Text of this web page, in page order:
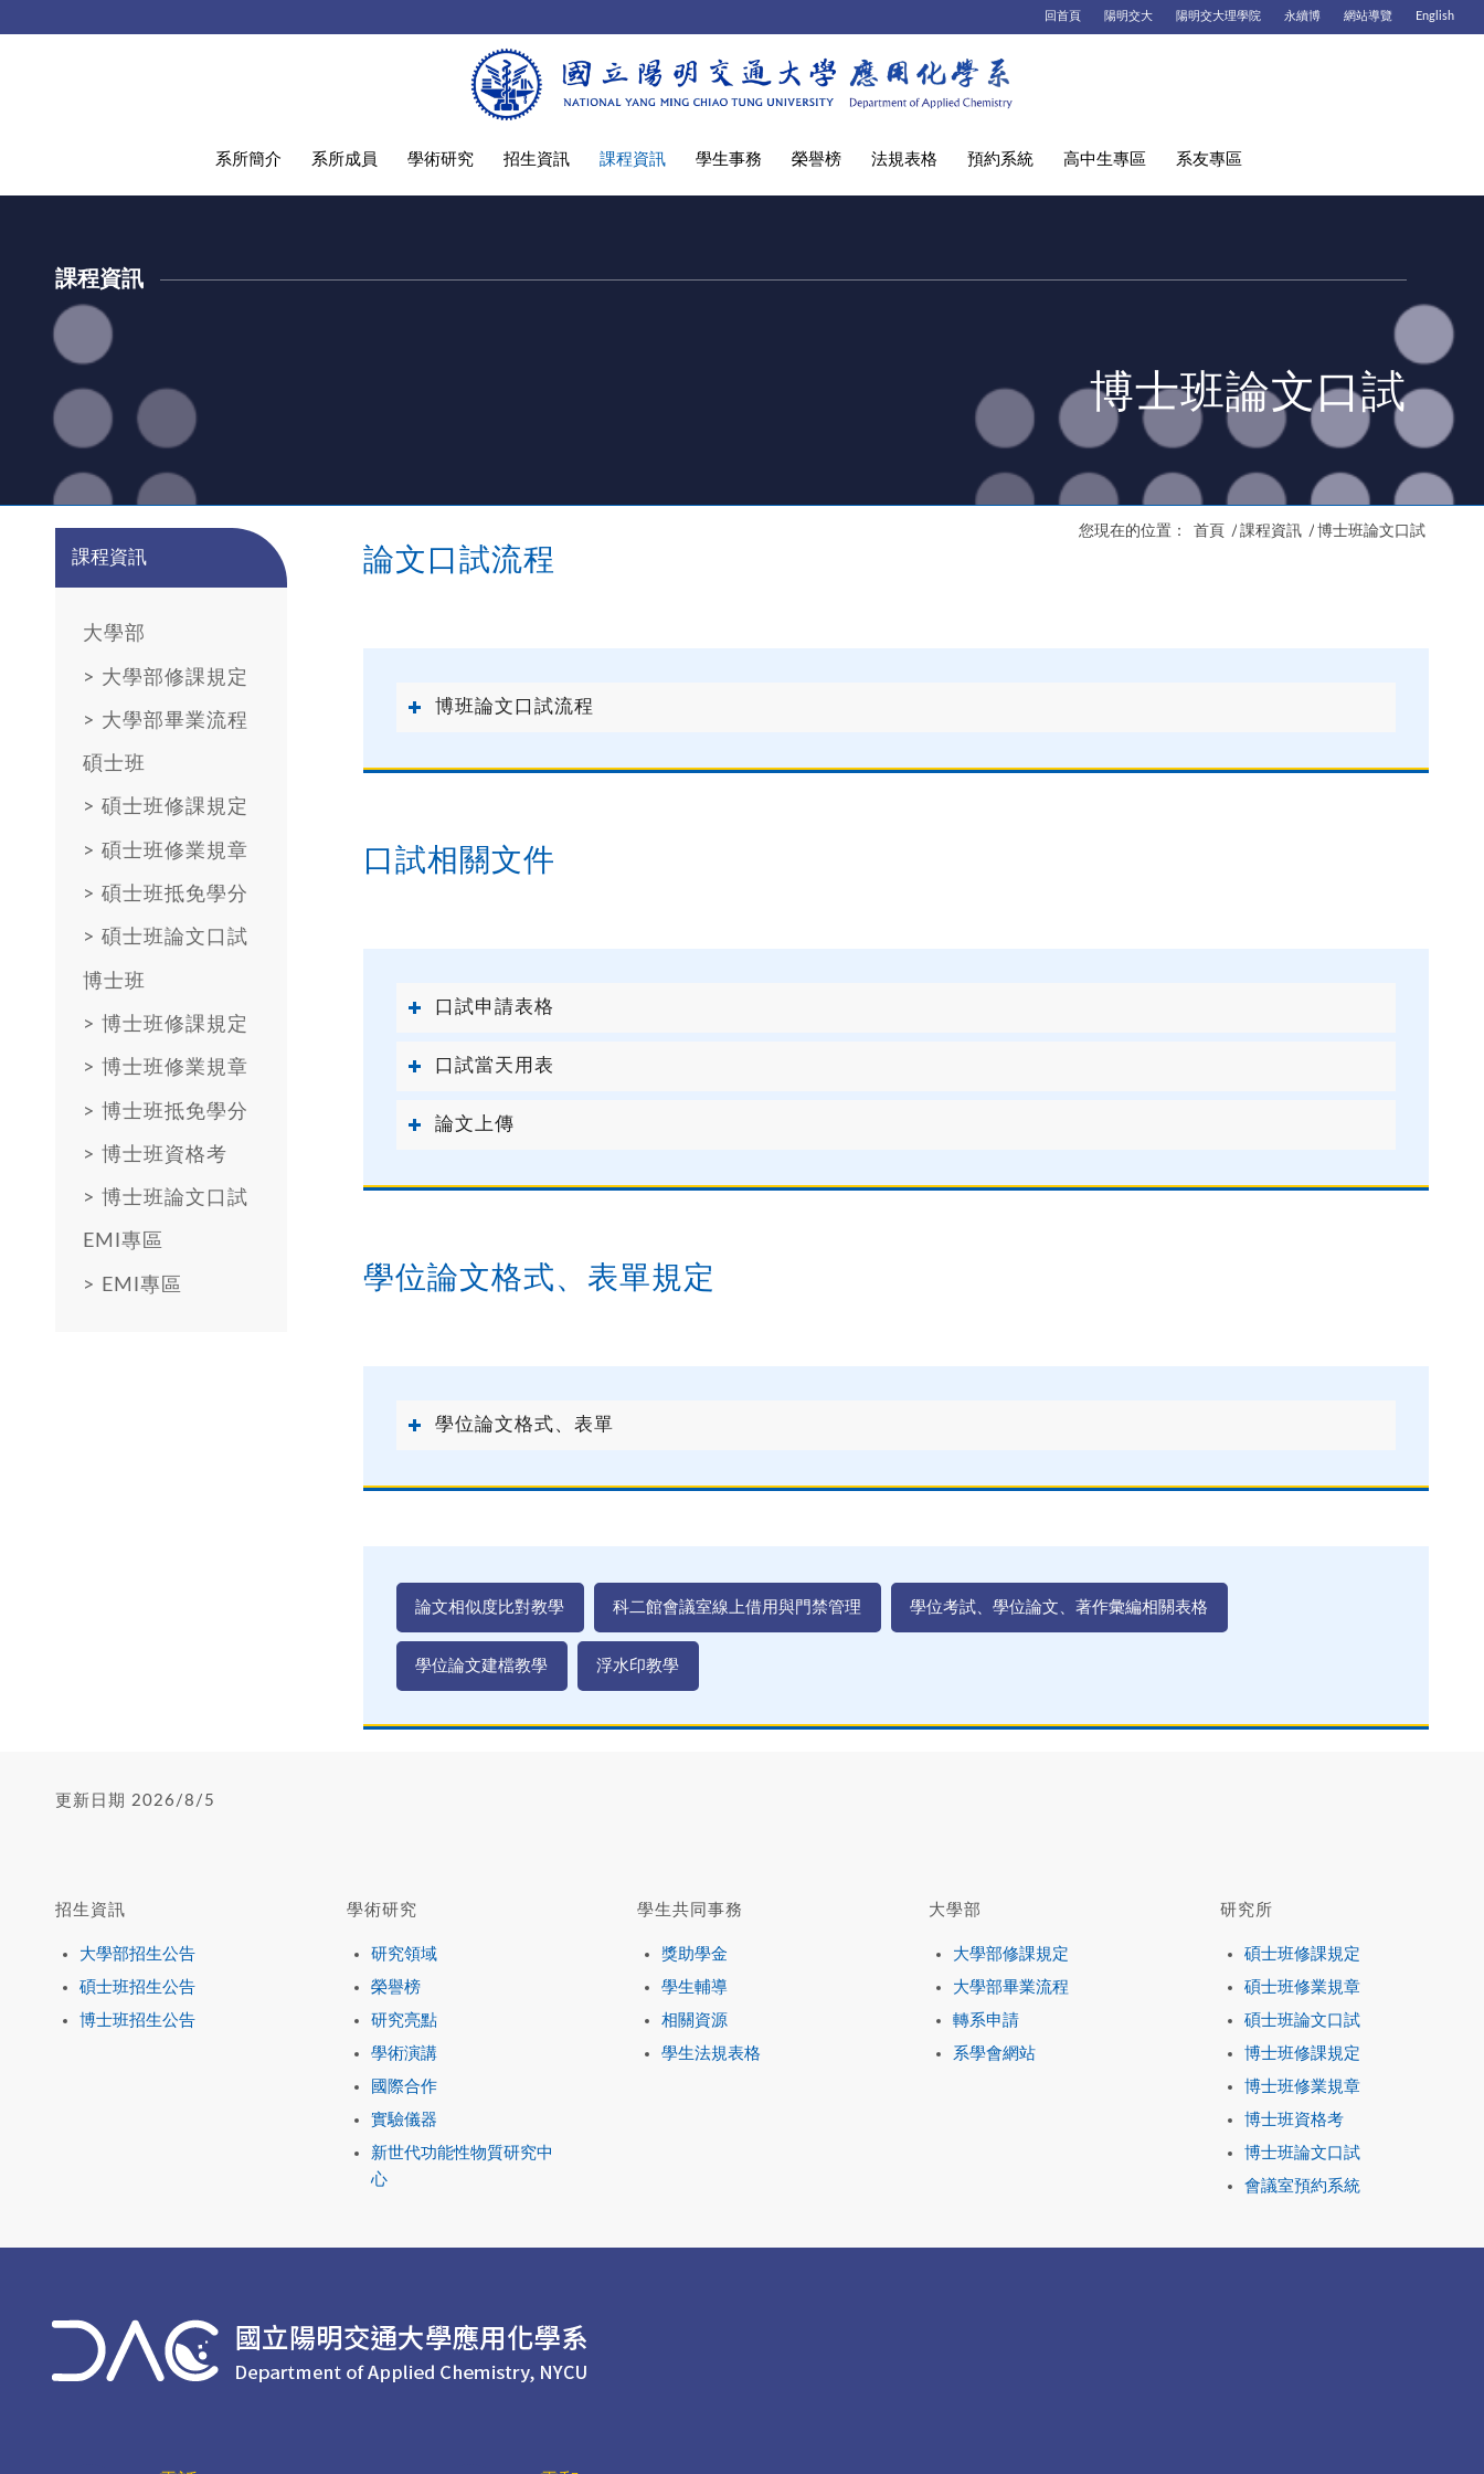
回首頁 陽明交大 陽明交大理學院 永續博 網站導覽 English
系所簡介 系所成員 學術研究 招生資訊 課程資訊 學生事務 榮譽榜 法規表格 預約系統 高中生專區 系友專區
您現在的位置： 首頁 / 課程資訊 / 博士班論文口試
課程資訊
博士班論文口試
論文口試流程
博班論文口試流程
口試相關文件
口試申請表格
口試當天用表
論文上傳
學位論文格式、表單規定
學位論文格式、表單
論文相似度比對教學 科二館會議室線上借用與門禁管理 學位考試、學位論文、著作彙編相關表格
學位論文建檔教學 浮水印教學
課程資訊
大學部
> 大學部修課規定
> 大學部畢業流程
碩士班
> 碩士班修課規定
> 碩士班修業規章
> 碩士班抵免學分
> 碩士班論文口試
博士班
> 博士班修課規定
> 博士班修業規章
> 博士班抵免學分
> 博士班資格考
> 博士班論文口試
EMI專區
> EMI專區
更新日期 2026/8/5
招生資訊
大學部招生公告
碩士班招生公告
博士班招生公告
學術研究
研究領域
榮譽榜
研究亮點
學術演講
國際合作
實驗儀器
新世代功能性物質研究中
心
學生共同事務
獎助學金
學生輔導
相關資源
學生法規表格
大學部
大學部修課規定
大學部畢業流程
轉系申請
系學會網站
研究所
碩士班修課規定
碩士班修業規章
碩士班論文口試
博士班修課規定
博士班修業規章
博士班資格考
博士班論文口試
會議室預約系統